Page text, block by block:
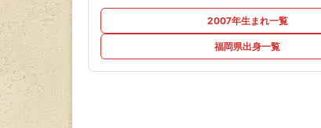
2007年生まれ一覧
福岡県出身一覧